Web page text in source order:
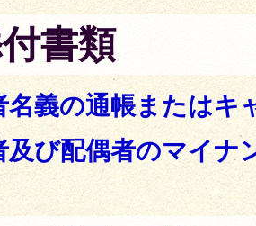
書類
名義の通帳またはキ
及び配偶者のマイナ